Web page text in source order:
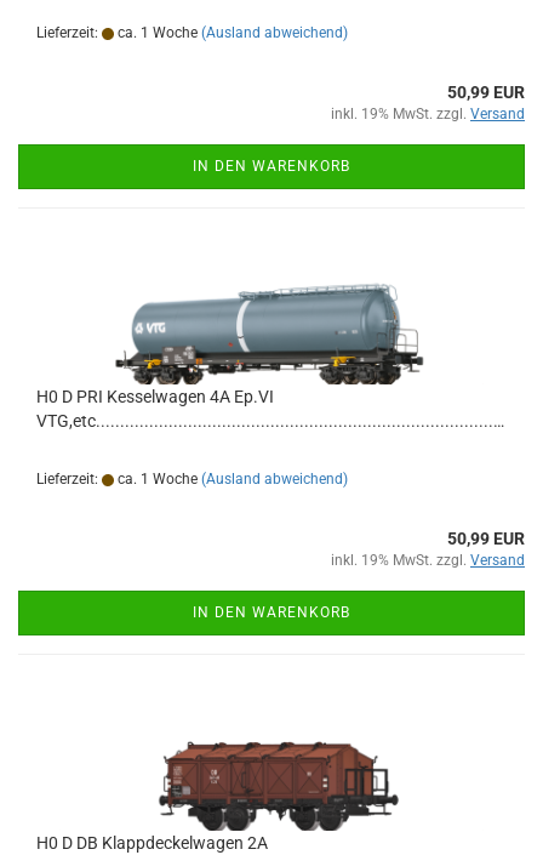
Lieferzeit: ca. 1 Woche (Ausland abweichend)
50,99 EUR
inkl. 19% MwSt. zzgl. Versand
IN DEN WARENKORB
H0 D PRI Kesselwagen 4A Ep.VI
VTG,etc................................................................................................................................
Lieferzeit: ca. 1 Woche (Ausland abweichend)
50,99 EUR
inkl. 19% MwSt. zzgl. Versand
IN DEN WARENKORB
H0 D DB Klappdeckelwagen 2A